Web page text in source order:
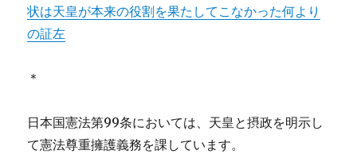
状は天皇が本来の役割を果たしてこなかった何より
の証左
＊
日本国憲法第99条においては、天皇と摂政を明示し
て憲法尊重擁護義務を課しています。